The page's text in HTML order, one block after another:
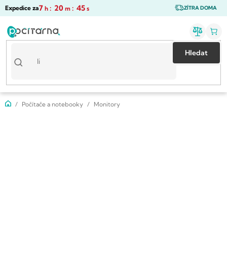
Přejít
ZÍTRA DOMA
Expedice za7 h : 20 m : 44 s
Hledat
DomůPočítače a notebooky Monitory